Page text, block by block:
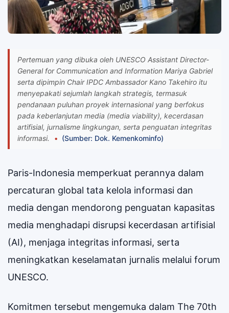
Pertemuan yang dibuka oleh UNESCO Assistant Director-
General for Communication and Information Mariya Gabriel
serta dipimpin Chair IPDC Ambassador Kano Takehiro itu
menyepakati sejumlah langkah strategis, termasuk
pendanaan puluhan proyek internasional yang berfokus
pada keberlanjutan media (media viability), kecerdasan
artifisial, jurnalisme lingkungan, serta penguatan integritas
informasi.
(Sumber: Dok. Kemenkominfo)
Paris-Indonesia memperkuat perannya dalam
percaturan global tata kelola informasi dan
media dengan mendorong penguatan kapasitas
media menghadapi disrupsi kecerdasan artifisial
(AI), menjaga integritas informasi, serta
meningkatkan keselamatan jurnalis melalui forum
UNESCO.
Komitmen tersebut mengemuka dalam The 70th